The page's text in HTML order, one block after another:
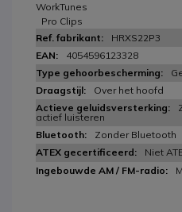
WorkTunes
Pro Clips
HRXS22P3
4054596123328
Over het hoofd
actief luisteren
Zonder Bluetooth
Niet